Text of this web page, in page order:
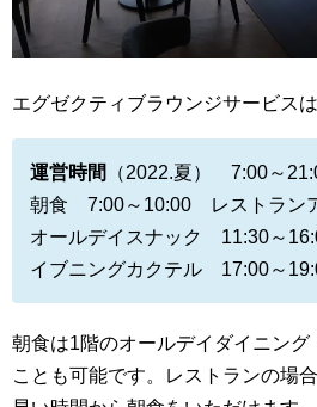
エグゼクティブラウンジサービス
運営時間
（2022.夏） 7:00～
朝食 7:00～10:00 レストラン
オールデイスナック 11:30～
イブニングカクテル 17:00～
朝食は1階のオールデイダイニング
ことも可能です。レストランの場